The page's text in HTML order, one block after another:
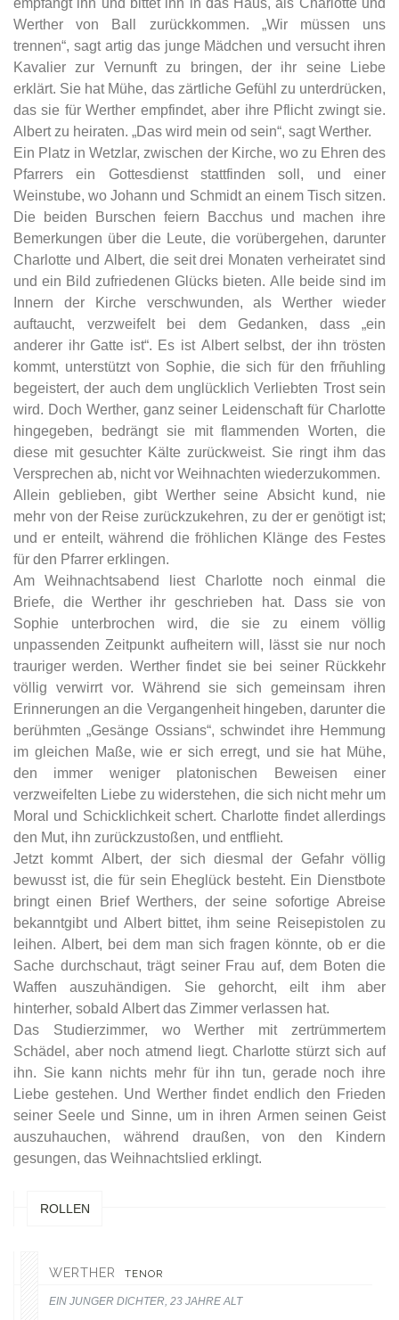
empfangt ihn und bittet ihn in das Haus, als Charlotte und
Werther von Ball zurückkommen. „Wir müssen uns
trennen“, sagt artig das junge Mädchen und versucht ihren
Kavalier zur Vernunft zu bringen, der ihr seine Liebe
erklärt. Sie hat Mühe, das zärtliche Gefühl zu unterdrücken,
das sie für Werther empfindet, aber ihre Pflicht zwingt sie.
Albert zu heiraten. „Das wird mein od sein“, sagt Werther.
Ein Platz in Wetzlar, zwischen der Kirche, wo zu Ehren des
Pfarrers ein Gottesdienst stattfinden soll, und einer
Weinstube, wo Johann und Schmidt an einem Tisch sitzen.
Die beiden Burschen feiern Bacchus und machen ihre
Bemerkungen über die Leute, die vorübergehen, darunter
Charlotte und Albert, die seit drei Monaten verheiratet sind
und ein Bild zufriedenen Glücks bieten. Alle beide sind im
Innern der Kirche verschwunden, als Werther wieder
auftaucht, verzweifelt bei dem Gedanken, dass „ein
anderer ihr Gatte ist“. Es ist Albert selbst, der ihn trösten
kommt, unterstützt von Sophie, die sich für den frñuhling
begeistert, der auch dem unglücklich Verliebten Trost sein
wird. Doch Werther, ganz seiner Leidenschaft für Charlotte
hingegeben, bedrängt sie mit flammenden Worten, die
diese mit gesuchter Kälte zurückweist. Sie ringt ihm das
Versprechen ab, nicht vor Weihnachten wiederzukommen.
Allein geblieben, gibt Werther seine Absicht kund, nie
mehr von der Reise zurückzukehren, zu der er genötigt ist;
und er enteilt, während die fröhlichen Klänge des Festes
für den Pfarrer erklingen.
Am Weihnachtsabend liest Charlotte noch einmal die
Briefe, die Werther ihr geschrieben hat. Dass sie von
Sophie unterbrochen wird, die sie zu einem völlig
unpassenden Zeitpunkt aufheitern will, lässt sie nur noch
trauriger werden. Werther findet sie bei seiner Rückkehr
völlig verwirrt vor. Während sie sich gemeinsam ihren
Erinnerungen an die Vergangenheit hingeben, darunter die
berühmten „Gesänge Ossians“, schwindet ihre Hemmung
im gleichen Maße, wie er sich erregt, und sie hat Mühe,
den immer weniger platonischen Beweisen einer
verzweifelten Liebe zu widerstehen, die sich nicht mehr um
Moral und Schicklichkeit schert. Charlotte findet allerdings
den Mut, ihn zurückzustoßen, und entflieht.
Jetzt kommt Albert, der sich diesmal der Gefahr völlig
bewusst ist, die für sein Eheglück besteht. Ein Dienstbote
bringt einen Brief Werthers, der seine sofortige Abreise
bekanntgibt und Albert bittet, ihm seine Reisepistolen zu
leihen. Albert, bei dem man sich fragen könnte, ob er die
Sache durchschaut, trägt seiner Frau auf, dem Boten die
Waffen auszuhändigen. Sie gehorcht, eilt ihm aber
hinterher, sobald Albert das Zimmer verlassen hat.
Das Studierzimmer, wo Werther mit zertrümmertem
Schädel, aber noch atmend liegt. Charlotte stürzt sich auf
ihn. Sie kann nichts mehr für ihn tun, gerade noch ihre
Liebe gestehen. Und Werther findet endlich den Frieden
seiner Seele und Sinne, um in ihren Armen seinen Geist
auszuhauchen, während draußen, von den Kindern
gesungen, das Weihnachtslied erklingt.
ROLLEN
WERTHER TENOR
EIN JUNGER DICHTER, 23 JAHRE ALT